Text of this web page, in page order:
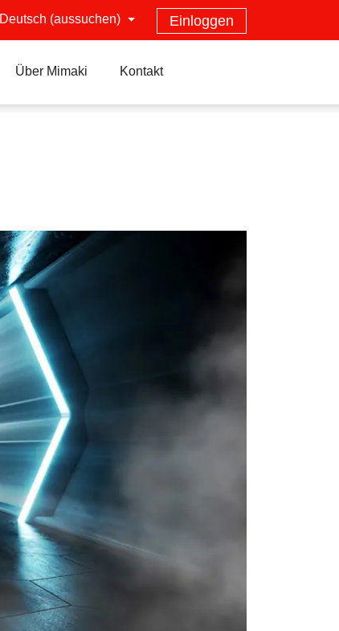
Einloggen
Deutsch (aussuchen)
Über Mimaki Kontakt